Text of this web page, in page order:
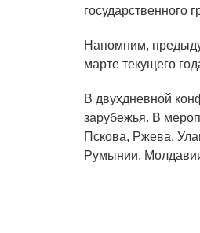
государственного
Напомним,
марте текущего
В двухдневной
зарубежья. В
Пскова, Ржева,
Румынии,